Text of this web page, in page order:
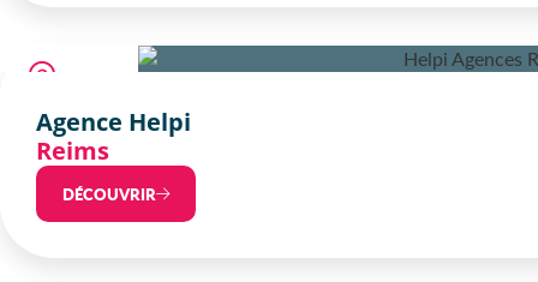
Agence Helpi
Reims
DÉCOUVRIR